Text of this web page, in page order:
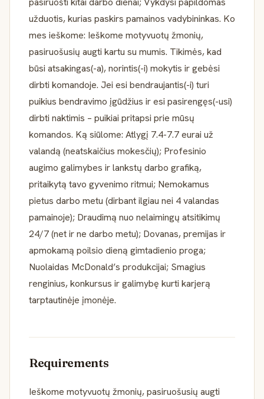
užduotis, kurias paskirs pamainos vadybininkas. Ko
mes ieškome: Ieškome motyvuotų žmonių,
pasiruošusių augti kartu su mumis. Tikimės, kad
būsi atsakingas(-a), norintis(-i) mokytis ir gebėsi
dirbti komandoje. Jei esi bendraujantis(-i) turi
puikius bendravimo įgūdžius ir esi pasirengęs(-usi)
dirbti naktimis – puikiai pritapsi prie mūsų
komandos. Ką siūlome: Atlygį 7.4-7.7 eurai už
valandą (neatskaičius mokesčių); Profesinio
augimo galimybes ir lankstų darbo grafiką,
pritaikytą tavo gyvenimo ritmui; Nemokamus
pietus darbo metu (dirbant ilgiau nei 4 valandas
pamainoje); Draudimą nuo nelaimingų atsitikimų
24/7 (net ir ne darbo metu); Dovanas, premijas ir
apmokamą poilsio dieną gimtadienio proga;
Nuolaidas McDonald’s produkcijai; Smagius
renginius, konkursus ir galimybę kurti karjerą
tarptautinėje įmonėje.
Requirements
Ieškome motyvuotų žmonių, pasiruošusių augti